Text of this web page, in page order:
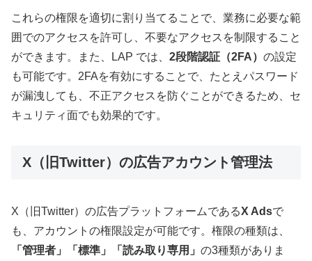
これらの権限を適切に割り当てることで、業務に必要な範
囲でのアクセスを許可し、不要なアクセスを制限すること
ができます。また、LAP では、 2段階認証（2FA） の設定
も可能です。2FAを有効にすることで、たとえパスワード
が漏洩しても、不正アクセスを防ぐことができるため、セ
キュリティ面でも効果的です。
X（旧Twitter）の広告アカウント管理法
X（旧Twitter）の広告プラットフォームであるX Adsで
も、アカウントの権限設定が可能です。権限の種類は、
「管理者」「標準」「読み取り専用」 の3種類がありま